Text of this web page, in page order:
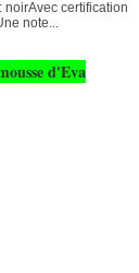
certification
note...
d'Eva